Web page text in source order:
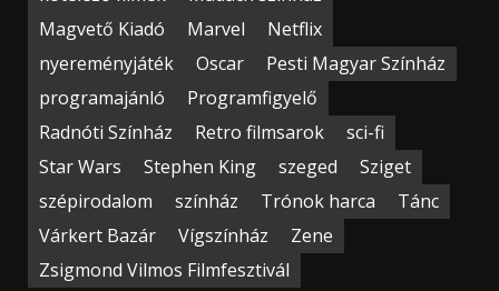
Magvető Kiadó
Marvel
Netflix
nyereményjáték
Oscar
Pesti Magyar Színház
programajánló
Programfigyelő
Radnóti Színház
Retro filmsarok
sci-fi
Star Wars
Stephen King szeged
Sziget
szépirodalom
színház Trónok harca
Tánc
Várkert Bazár
Vígszínház
Zene
Zsigmond Vilmos Filmfesztivál